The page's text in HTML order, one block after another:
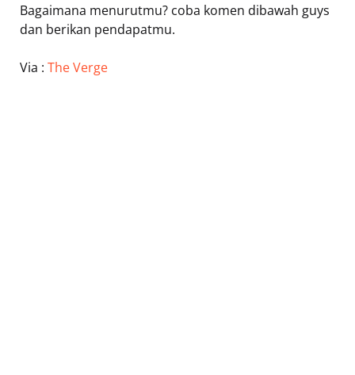
Bagaimana menurutmu? coba komen dibawah guys
dan berikan pendapatmu.
Via : The Verge